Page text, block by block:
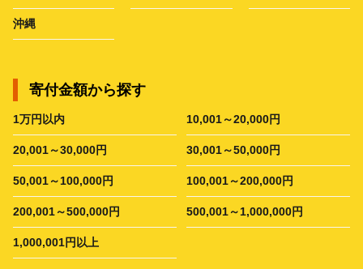
沖縄
寄付金額から探す
1万円以内 10,001～20,000円
20,001～30,000円 30,001～50,000円
50,001～100,000円 100,001～200,000円
200,001～500,000円 500,001～1,000,000円
1,000,001円以上